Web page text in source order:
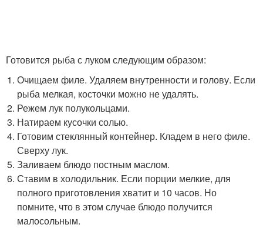
Готовится рыба с луком следующим образом:
Очищаем филе. Удаляем внутренности и голову. Если
рыба мелкая, косточки можно не удалять.
Режем лук полукольцами.
Натираем кусочки солью.
Готовим стеклянный контейнер. Кладем в него филе.
Сверху лук.
Заливаем блюдо постным маслом.
Ставим в холодильник. Если порции мелкие, для
полного приготовления хватит и 10 часов. Но
помните, что в этом случае блюдо получится
малосольным.